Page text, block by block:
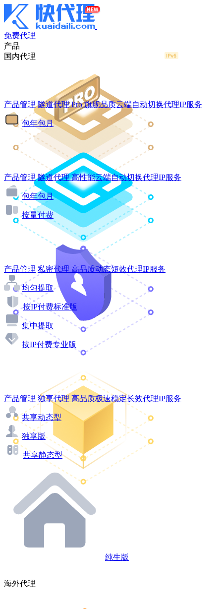
免费代理
产品
国内代理
产品管理 隧道代理Pro 旗舰品质云端自动切换代理IP服务
包年包月
产品管理 隧道代理 高性能云端自动切换代理IP服务
包年包月
按量付费
产品管理 私密代理 高品质动态短效代理IP服务
均匀提取
按IP付费标准版
集中提取
按IP付费专业版
产品管理 独享代理 高品质极速稳定长效代理IP服务
共享动态型
独享版
共享静态型
纯生版
海外代理